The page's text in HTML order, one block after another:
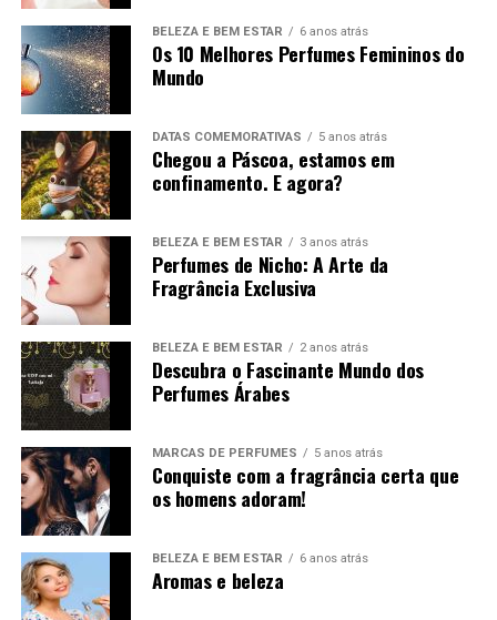
Cada encomenda é única uma vez que tudo é preparado
à mão com muito cuidado e com atenção a cada detalhe.
Estando akaori
adotou como política de sustentabilidade o
reaproveitamento de todas as suas embalagens
publicando ideias para o efeito. A marca orgulha-se
BELEZA E BEM ESTAR 6 anos atrás
Os 10 Melhores Perfumes Femininos do
Mundo
DATAS COMEMORATIVAS 5 anos atrás
Chegou a Páscoa, estamos em
confinamento. E agora?
BELEZA E BEM ESTAR 3 anos atrás
Perfumes de Nicho: A Arte da
Fragrância Exclusiva
BELEZA E BEM ESTAR 2 anos atrás
Descubra o Fascinante Mundo dos
Perfumes Árabes
MARCAS DE PERFUMES 5 anos atrás
Conquiste com a fragrância certa que
os homens adoram!
BELEZA E BEM ESTAR 6 anos atrás
Aromas e beleza